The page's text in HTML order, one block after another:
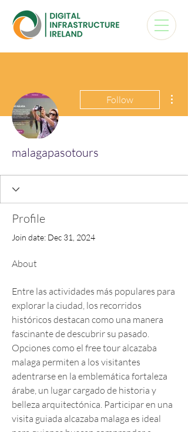
Follow
malagapasotours
Profile
Join date: Dec 31, 2024
About
Entre las actividades más populares para
explorar la ciudad, los recorridos
históricos destacan como una manera
fascinante de descubrir su pasado.
Opciones como el free tour alcazaba
malaga permiten a los visitantes
adentrarse en la emblemática fortaleza
árabe, un lugar cargado de historia y
belleza arquitectónica. Participar en una
visita guiada alcazaba malaga es ideal